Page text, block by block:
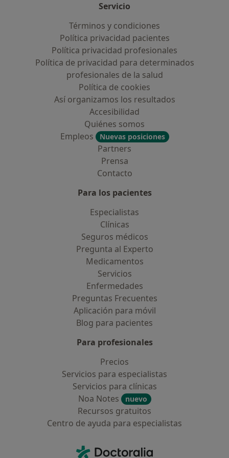
Servicio
Términos y condiciones
Política privacidad pacientes
Política privacidad profesionales
Política de privacidad para determinados
profesionales de la salud
Política de cookies
Así organizamos los resultados
Accesibilidad
Quiénes somos
Empleos
Nuevas posiciones
Partners
Prensa
Contacto
Para los pacientes
Especialistas
Clínicas
Seguros médicos
Pregunta al Experto
Medicamentos
Servicios
Enfermedades
Preguntas Frecuentes
Aplicación para móvil
Blog para pacientes
Para profesionales
Precios
Servicios para especialistas
Servicios para clínicas
Noa Notes
nuevo
Recursos gratuitos
Centro de ayuda para especialistas
Doctoralia - Página de inicio